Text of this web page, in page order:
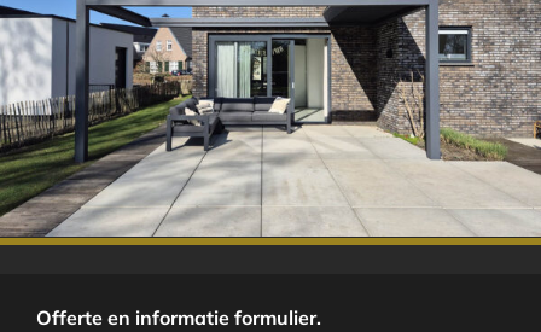
.
Offerte en informatie formulier.